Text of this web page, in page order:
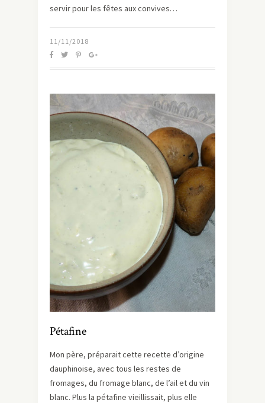
servir pour les fêtes aux convives…
11/11/2018
Pétafine
Mon père, préparait cette recette d’origine
dauphinoise, avec tous les restes de
fromages, du fromage blanc, de l’ail et du vin
blanc. Plus la pétafine vieillissait, plus elle